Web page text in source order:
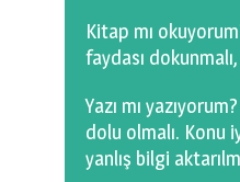
Kitap mı
faydası
Yazı mı
dolu olmalı. Konu
yanlış bilgi